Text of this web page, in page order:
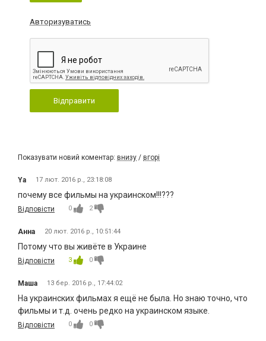
Авторизуватись
Відправити
Показувати новий коментар: внизу / вгорі
Ya 17 лют. 2016 р., 23:18:08
почему все фильмы на украинском!!!???
Відповісти 0 2
Анна 20 лют. 2016 р., 10:51:44
Потому что вы живёте в Украине
Відповісти 3 0
Маша 13 бер. 2016 р., 17:44:02
На украинских фильмах я ещё не была. Но знаю точно, что
фильмы и т.д. очень редко на украинском языке.
Відповісти 0 0